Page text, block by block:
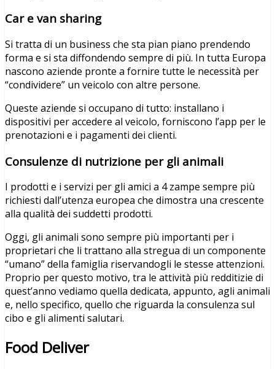
Car e van sharing
Si tratta di un business che sta pian piano prendendo
forma e si sta diffondendo sempre di più. In tutta Europa
nascono aziende pronte a fornire tutte le necessità per
“condividere” un veicolo con altre persone.
Queste aziende si occupano di tutto: installano i
dispositivi per accedere al veicolo, forniscono l’app per le
prenotazioni e i pagamenti dei clienti.
Consulenze di nutrizione per gli animali
I prodotti e i servizi per gli amici a 4 zampe sempre più
richiesti dall’utenza europea che dimostra una crescente
alla qualità dei suddetti prodotti.
Oggi, gli animali sono sempre più importanti per i
proprietari che li trattano alla stregua di un componente
“umano” della famiglia riservandogli le stesse attenzioni.
Proprio per questo motivo, tra le attività più redditizie di
quest’anno vediamo quella dedicata, appunto, agli animali
e, nello specifico, quello che riguarda la consulenza sul
cibo e gli alimenti salutari.
Food Deliver